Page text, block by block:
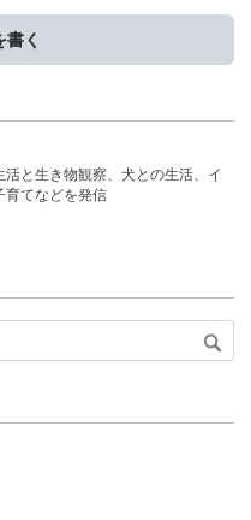
書く
と生き物観察、犬との生活、イ
育てなどを発信